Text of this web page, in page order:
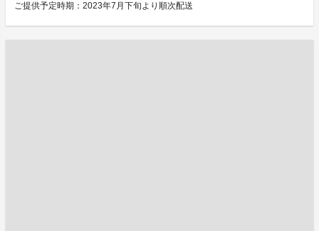
ご提供予定時期：2023年7月下旬より順次配送